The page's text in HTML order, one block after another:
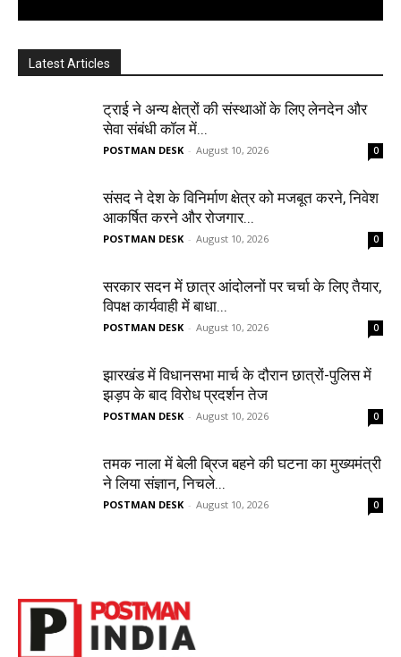
Latest Articles
ट्राई ने अन्य क्षेत्रों की संस्थाओं के लिए लेनदेन और
सेवा संबंधी कॉल में...
POSTMAN DESK - August 10, 2026 0
संसद ने देश के विनिर्माण क्षेत्र को मजबूत करने, निवेश
आकर्षित करने और रोजगार...
POSTMAN DESK - August 10, 2026 0
सरकार सदन में छात्र आंदोलनों पर चर्चा के लिए तैयार,
विपक्ष कार्यवाही में बाधा...
POSTMAN DESK - August 10, 2026 0
झारखंड में विधानसभा मार्च के दौरान छात्रों-पुलिस में
झड़प के बाद विरोध प्रदर्शन तेज
POSTMAN DESK - August 10, 2026 0
तमक नाला में बेली ब्रिज बहने की घटना का मुख्यमंत्री
ने लिया संज्ञान, निचले...
POSTMAN DESK - August 10, 2026 0